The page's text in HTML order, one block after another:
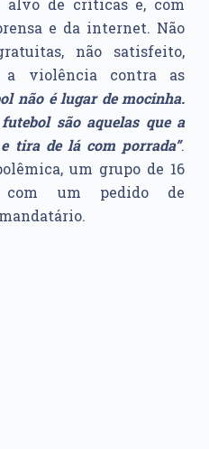
alvo de críticas e, com
e da internet. Não
não satisfeito,
violência contra as
não é lugar de mocinha.
são aquelas que a
tira de lá com porrada”.
um grupo de 16
com um pedido de